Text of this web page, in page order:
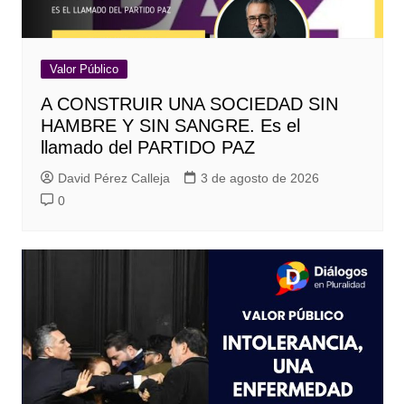
Valor Público
A CONSTRUIR UNA SOCIEDAD SIN
HAMBRE Y SIN SANGRE. Es el
llamado del PARTIDO PAZ
David Pérez Calleja
3 de agosto de 2026
0